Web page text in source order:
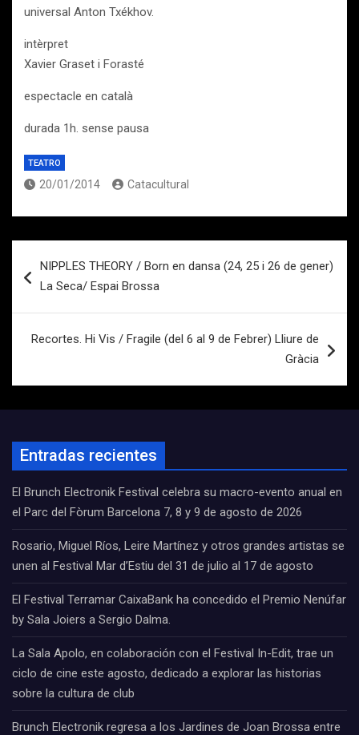
universal Anton Txékhov.
intèrpret
Xavier Graset i Forasté
espectacle en català
durada 1h. sense pausa
TEATRO
20/01/2014 Catacultural
de
NIPPLES THEORY / Born en dansa (24, 25 i 26 de gener)
La Seca/ Espai Brossa
Recortes. Hi Vis / Fragile (del 6 al 9 de Febrer) Lliure de
Gràcia
Entradas recientes
El Brunch Electronik Festival celebra su macro-evento anual en
el Parc del Fòrum Barcelona 7, 8 y 9 de agosto de 2026
Rosario, Miguel Ríos, Leire Martínez y otros grandes artistas se
unen al Festival Mar d’Estiu del 31 de julio al 17 de agosto
El Festival Terramar CaixaBank ha concedido el Premio Nenúfar
by Sala Joiers a Sergio Dalma.
La Sala Apolo, en colaboración con el Festival In-Edit, trae un
ciclo de cine este agosto, dedicado a explorar las historias
sobre la cultura de club
Brunch Electronik regresa a los Jardines de Joan Brossa entre